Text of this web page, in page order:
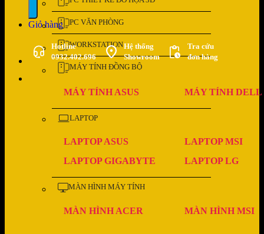
Giỏ hàng
Hotline
0932.402.696
Hệ thống
Showroom
Tra cứu
đơn hàng
PC VĂN PHÒNG
WORKSTATION
MÁY TÍNH ĐỒNG BỘ
MÁY TÍNH ASUS MÁY TÍNH DELL
LAPTOP
LAPTOP ASUS
LAPTOP MSI
LAPTOP GIGABYTE
LAPTOP LG
MÀN HÌNH MÁY TÍNH
MÀN HÌNH ACER MÀN HÌNH MSI